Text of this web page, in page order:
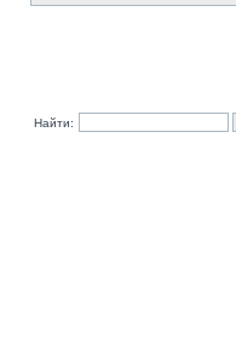
Найти: